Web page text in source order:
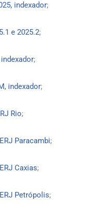
indexador;
e 2025.2;
;
indexador;
Rio;
Paracambi;
Caxias;
Petrópolis;